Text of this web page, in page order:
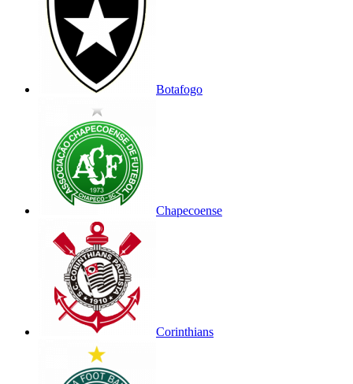
Botafogo
Chapecoense
Corinthians